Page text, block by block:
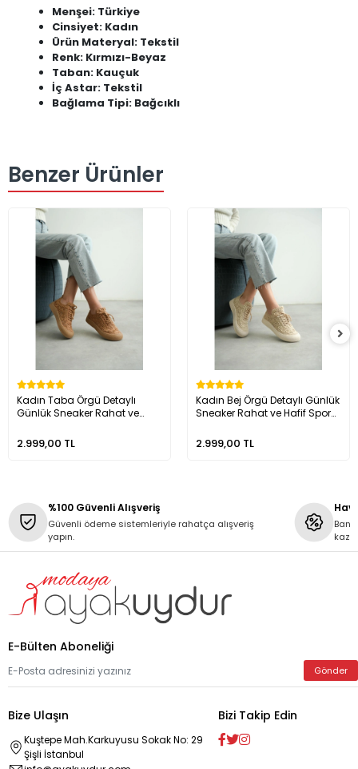
Menşei: Türkiye
Cinsiyet: Kadın
Ürün Materyal: Tekstil
Renk: Kırmızı-Beyaz
Taban: Kauçuk
İç Astar: Tekstil
Bağlama Tipi: Bağcıklı
Benzer Ürünler
Kadın Taba Örgü Detaylı
Günlük Sneaker Rahat ve
TR01MY01D
2.999,00 TL
Kadın Bej Örgü Detaylı Günlük
Sneaker Rahat ve Hafif Spor
2.999,00 TL
%100 Güvenli Alışveriş
Güvenli ödeme sistemleriyle rahatça alışveriş
yapın.
E-Bülten Aboneliği
Gönder
Bize Ulaşın
Kuştepe Mah.Karkuyusu Sokak No: 29
Şişli İstanbul
Bizi Takip Edin